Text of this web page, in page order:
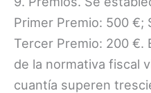
Primer Premio: 500 €;
Tercer Premio: 200 €.
de la normativa fiscal
cuantía superen